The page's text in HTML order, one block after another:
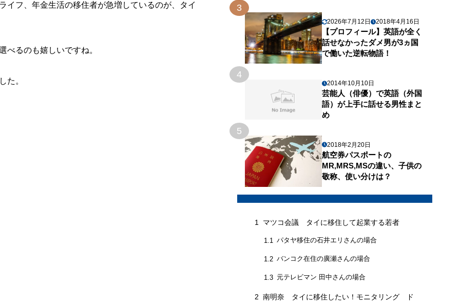
イフ、年金生活の移住者が急増しているのが、タイ
べるのも嬉しいですね。
た。
3
2026年7月12日 2018年4月16日
【プロフィール】英語が全く
話せなかったダメ男が3ヵ国
で働いた逆転物語！
4
2014年10月10日
芸能人（俳優）で英語（外国
語）が上手に話せる男性まと
め
5
2018年2月20日
航空券パスポートの
MR,MRS,MSの違い、子供の
敬称、使い分けは？
1 マツコ会議 タイに移住して起業する若者
1.1 パタヤ移住の石井エリさんの場合
1.2 バンコク在住の廣瀬さんの場合
1.3 元テレビマン 田中さんの場合
2 南明奈 タイに移住したい！モニタリング ド
んだのは・・・
タイ移住のキッカケは・・
コク プール付マンションで一人4万4000円！幸せボンビーガール